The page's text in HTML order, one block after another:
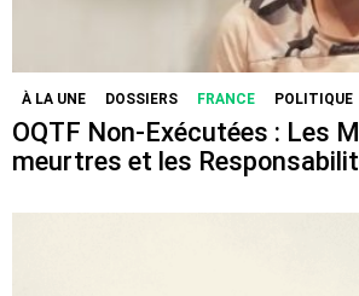
À LA UNE DOSSIERS FRANCE POLITIQUE
OQTF Non-Exécutées : Les
meurtres et les